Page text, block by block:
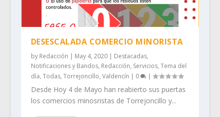
DESESCALADA COMERCIO MINORISTA
by Redacción | May 4, 2020| Destacadas,
Notificaciones y Bandos, Redacción, Servicios, Tema del
día, Todas, Torrejoncillo, Valdencín | 0 |
Desde Hoy 4 de Mayo han reabierto sus puertas
los comercios minosristas de Torrejoncillo y...